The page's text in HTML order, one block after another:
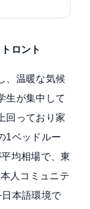
ロント
、温暖な気候
生が集中して
回っており家
1ベッドルー
平均相場で、東
人コミュニテ
本語環境で